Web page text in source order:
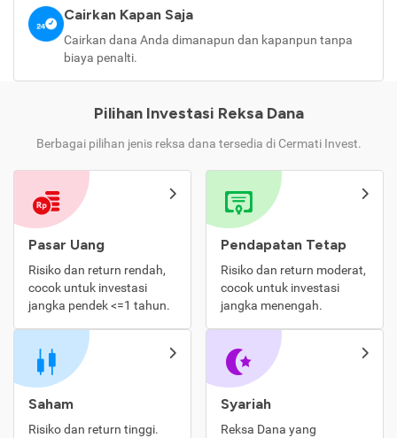
Cairkan Kapan Saja
Cairkan dana Anda dimanapun dan kapanpun tanpa
biaya penalti.
Pilihan Investasi Reksa Dana
Berbagai pilihan jenis reksa dana tersedia di Cermati Invest.
Pasar Uang
Risiko dan return rendah,
cocok untuk investasi
jangka pendek <=1 tahun.
Pendapatan Tetap
Risiko dan return moderat,
cocok untuk investasi
jangka menengah.
Saham
Risiko dan return tinggi.
Syariah
Reksa Dana yang